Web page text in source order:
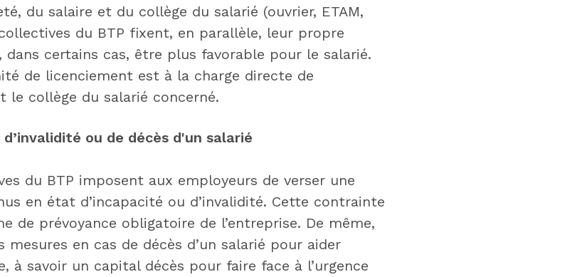
du salaire et du collège du salarié (ouvrier, ETAM,
du BTP fixent, en parallèle, leur propre
certains cas, être plus favorable pour le salarié.
de licenciement est à la charge directe de
le collège du salarié concerné.
d’invalidité ou de décès d'un salarié
du BTP imposent aux employeurs de verser une
en état d’incapacité ou d’invalidité. Cette contrainte
de prévoyance obligatoire de l’entreprise. De même,
mesures en cas de décès d’un salarié pour aider
à savoir un capital décès pour faire face à l’urgence